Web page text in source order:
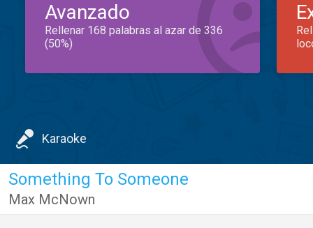
Avanzado
Rellenar 168 palabras al azar de 336
(50%)
Karaoke
Something To Someone
Max McNown